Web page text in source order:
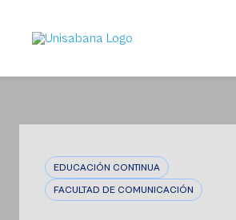
contenido
principal
EDUCACIÓN CONTINUA
FACULTAD DE COMUNICACIÓN